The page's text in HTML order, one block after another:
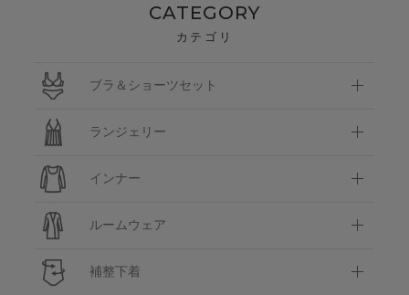
CATEGORY
カテゴリ
ブラ＆ショーツセット
ランジェリー
インナー
ルームウェア
補整下着